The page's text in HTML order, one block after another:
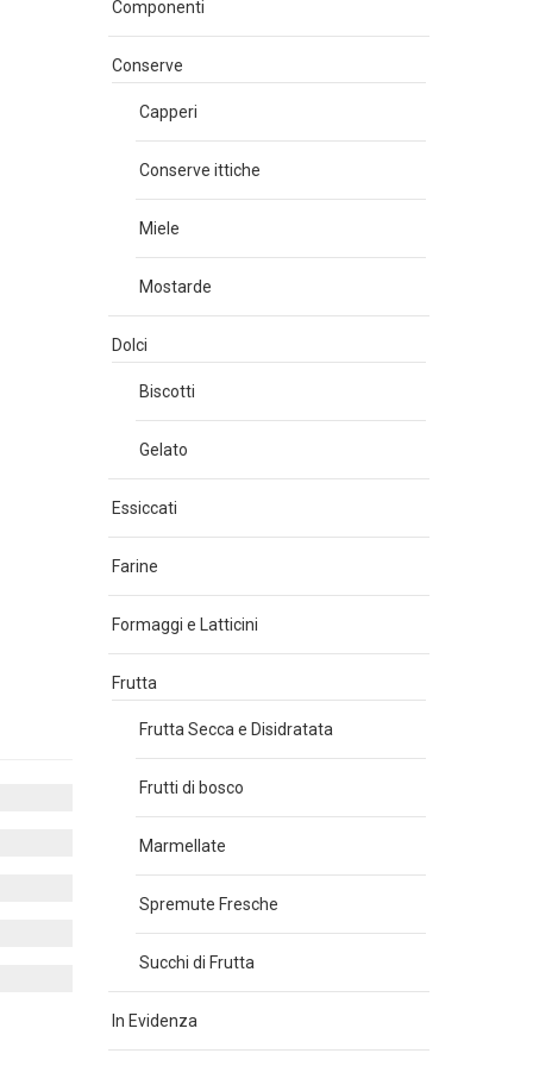
Componenti
Conserve
Capperi
Conserve ittiche
Miele
Mostarde
Dolci
Biscotti
Gelato
Essiccati
Farine
Formaggi e Latticini
Frutta
Frutta Secca e Disidratata
Frutti di bosco
Marmellate
Spremute Fresche
Succhi di Frutta
In Evidenza